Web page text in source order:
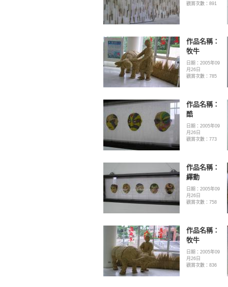
觀賞次數：891
作品名稱：
牧牛
日期：2005年09
月26日
觀賞次數：785
作品名稱：
酷
日期：2005年09
月26日
觀賞次數：773
作品名稱：
繹動
日期：2005年09
月26日
觀賞次數：758
作品名稱：
牧牛
日期：2005年09
月26日
觀賞次數：836